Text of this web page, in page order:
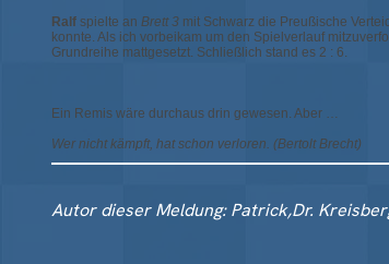
Ralf spielte an Brett 3 mit Schwarz die Preußische
konnte. Als ich vorbeikam um den Spielverlauf
Grundreihe mattgesetzt. Schließlich stand es 2 : 6.
Ein Remis wäre durchaus drin gewesen. Aber …
Wer nicht kämpft, hat schon verloren. (Bertolt Brecht)
Autor dieser Meldung: Patrick,Dr.